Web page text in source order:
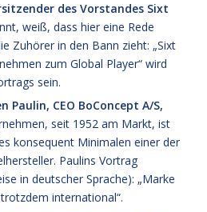
des Vorstandes Sixt
weiß, dass hier eine Rede
Zuhörer in den Bann zieht: „Sixt
zum Global Player“ wird
sein.
Paulin, CEO BoConcept A/S,
seit 1952 am Markt, ist
konsequent Minimalen einer der
Paulins Vortrag
in deutscher Sprache): „Marke
international“.